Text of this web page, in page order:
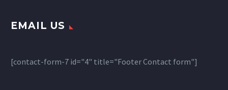
EMAIL US
[contact-form-7 id="4" title="Footer Contact form"]